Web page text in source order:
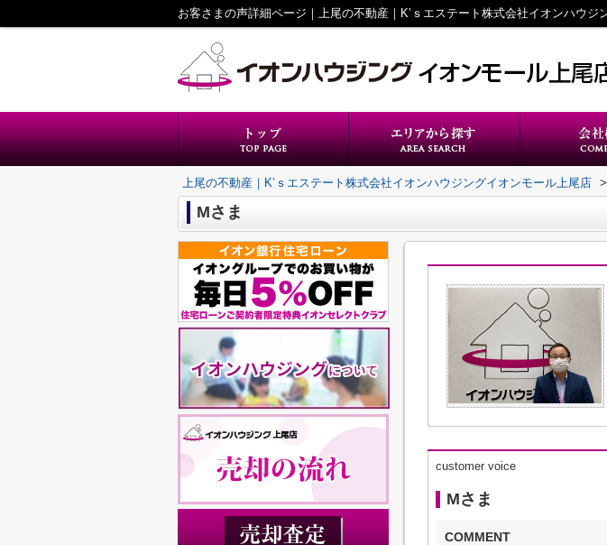
上尾の不動産｜K’ｓエステート株式会社イオンハウジングイオンモール上尾店 >
Mさま
customer voice
Mさま
COMMENT